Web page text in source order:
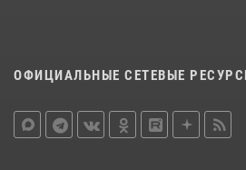
ОФИЦИАЛЬНЫЕ СЕТЕВЫЕ